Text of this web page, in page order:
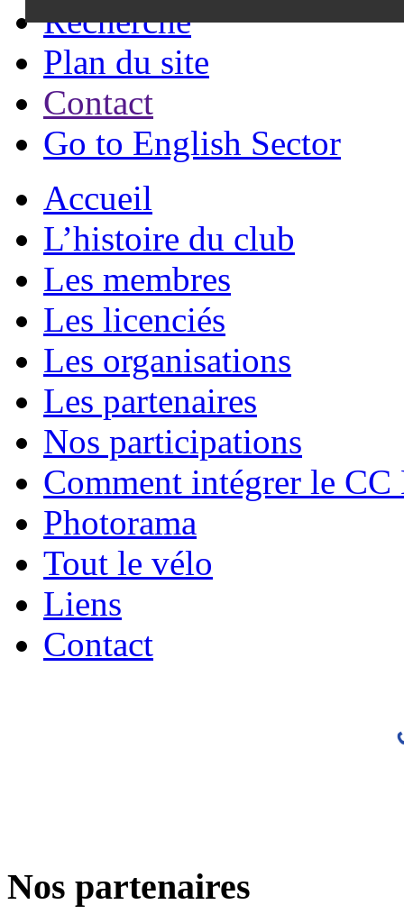
Recherche
Plan du site
Contact
Go to English Sector
Accueil
L’histoire du club
Les membres
Les licenciés
Les organisations
Les partenaires
Nos participations
Comment intégrer le
Photorama
Tout le vélo
Liens
Contact
Nos partenaires